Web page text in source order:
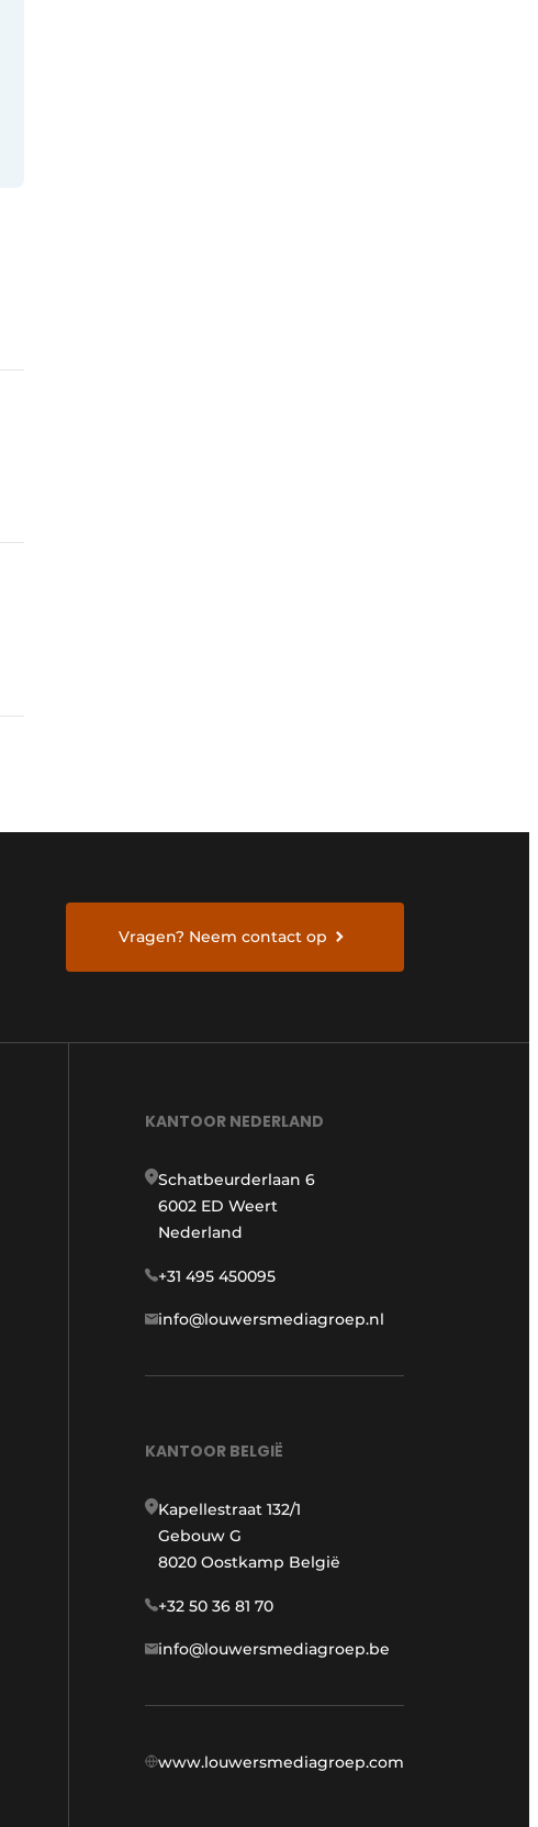
Vragen? Neem contact op
KANTOOR NEDERLAND
Schatbeurderlaan 6
6002 ED Weert
Nederland
+31 495 450095
info@louwersmediagroep.nl
KANTOOR BELGIË
Kapellestraat 132/1
Gebouw G
8020 Oostkamp België
+32 50 36 81 70
info@louwersmediagroep.be
www.louwersmediagroep.com